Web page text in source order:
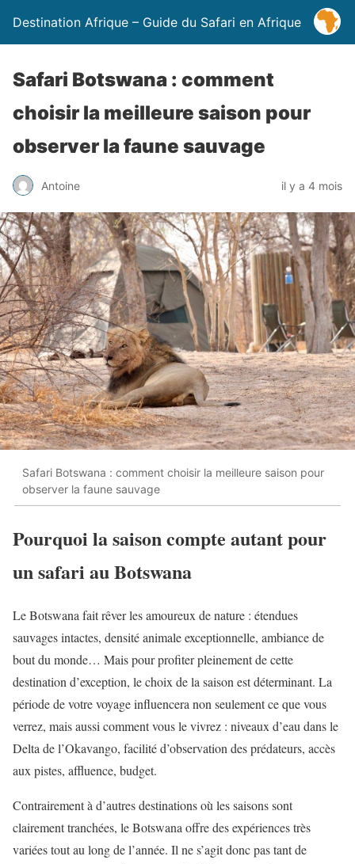
Destination Afrique – Guide du Safari en Afrique
Safari Botswana : comment
choisir la meilleure saison pour
observer la faune sauvage
Antoine il y a 4 mois
Safari Botswana : comment choisir la meilleure saison pour
observer la faune sauvage
Pourquoi la saison compte autant pour
un safari au Botswana
Le Botswana fait rêver les amoureux de nature : étendues
sauvages intactes, densité animale exceptionnelle, ambiance de
bout du monde… Mais pour profiter pleinement de cette
destination d’exception, le choix de la saison est déterminant. La
période de votre voyage influencera non seulement ce que vous
verrez, mais aussi comment vous le vivrez : niveaux d’eau dans le
Delta de l’Okavango, facilité d’observation des prédateurs, accès
aux pistes, affluence, budget.
Contrairement à d’autres destinations où les saisons sont
clairement tranchées, le Botswana offre des expériences très
variées tout au long de l’année. Il ne s’agit donc pas tant de